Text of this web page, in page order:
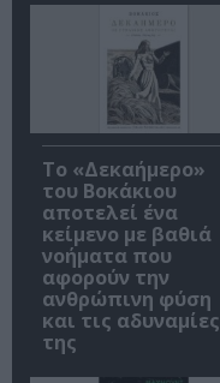
Το «Δεκαήμερο»
του Βοκάκιου
αποτελεί ένα
κείμενο με βαθιά
νοήματα που
αφορούν την
ανθρώπινη φύση
και τις αδυναμίες
της